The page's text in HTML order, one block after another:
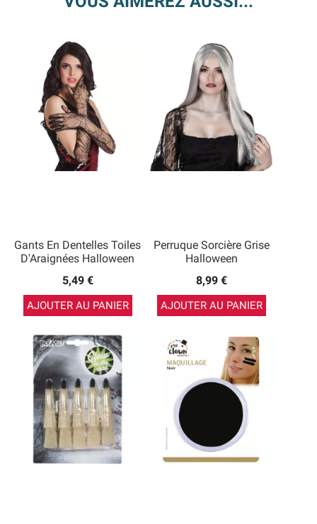
Gants En Dentelles Toiles
D'Araignées Halloween
5,49 €
AJOUTER AU PANIER
Perruque Sorcière Grise
Halloween
8,99 €
AJOUTER AU PANIER